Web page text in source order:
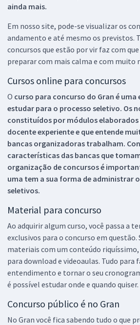
ainda mais.
Em nosso site, pode-se visualizar os
andamento e até mesmo os previstos.
concursos que estão por vir faz com
preparar com mais calma e com muito
Cursos online para concursos
O curso para concurso do Gran é uma
estudar para o processo seletivo. Os
constituídos por módulos
docente experiente e que entende
bancas organizadoras trabalham.
características das bancas que
organização de concursos é
uma tem a sua forma de administrar
seletivos.
Material para concurso
Ao adquirir algum curso, você passa a
exclusivos para o concurso em questão.
materiais com um conteúdo
para download e videoaulas. Tudo para
entendimento e tornar o seu
é possível estudar onde e quando quiser.
Concurso público é no Gran
No Gran você fica sabendo tudo o que